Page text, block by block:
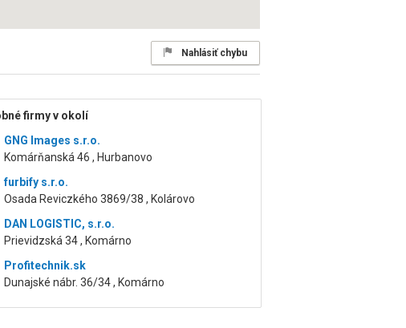
Nahlásiť chybu
firmy v okolí
GNG Images s.r.o.
Komárňanská 46 , Hurbanovo
furbify s.r.o.
Osada Reviczkého 3869/38 , Kolárovo
DAN LOGISTIC, s.r.o.
Prievidzská 34 , Komárno
Profitechnik.sk
Dunajské nábr. 36/34 , Komárno